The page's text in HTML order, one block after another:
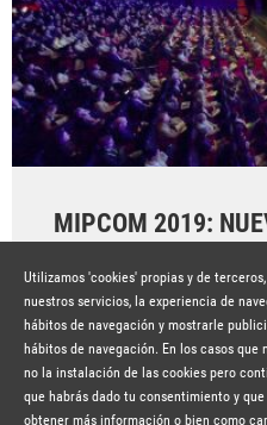
MIPCOM 2019:
SEGUIR LEYENDO
© Copyright Lavinia
Utilizamos 'cookies' propias y de
nuestros servicios, la experiencia de
hábitos de navegación y mostrarle
hábitos de navegación. En los casos
no la instalación de las cookies pero
que habrás dado tu consentimiento y
obtener más información o bien como